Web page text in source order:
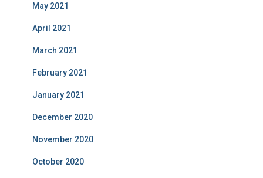
May 2021
April 2021
March 2021
February 2021
January 2021
December 2020
November 2020
October 2020